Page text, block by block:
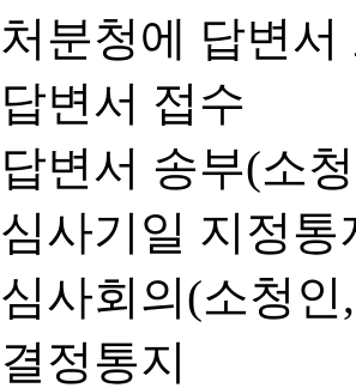
처분청에 답변서
답변서 접수
답변서 송부(소
심사기일 지정
심사회의(소청
결정통지